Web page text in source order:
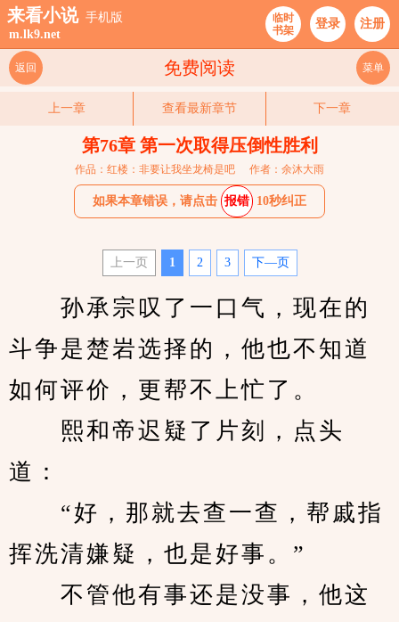
来看小说 手机版
m.lk9.net
临时
书架
登录 注册
免费阅读
返回 菜单
上一章 查看最新章节 下一章
第76章 第一次取得压倒性胜利
作品：红楼：非要让我坐龙椅是吧 作者：余沐大雨
如果本章错误，请点击 报错 10秒纠正
上一页 1 2 3 下—页
孙承宗叹了一口气，现在的
斗争是楚岩选择的，他也不知道
如何评价，更帮不上忙了。
熙和帝迟疑了片刻，点头
道：
“好，那就去查一查，帮戚指
挥洗清嫌疑，也是好事。”
不管他有事还是没事，他这